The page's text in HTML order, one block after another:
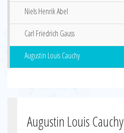
Niels Henrik Abel
Carl Friedrich Gauss
Augustin Louis Cauchy
Augustin Louis Cauchy